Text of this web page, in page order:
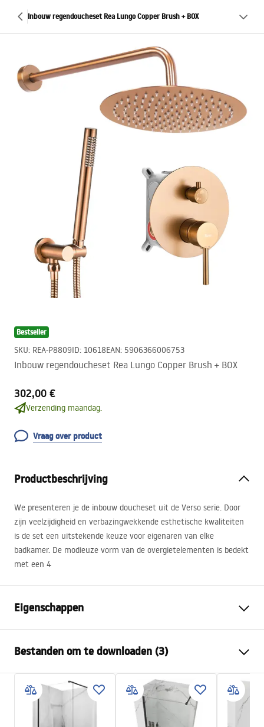
Inbouw regendoucheset Rea Lungo Copper Brush + BOX
Bestseller
SKU: REA-P8809ID: 10618EAN: 5906366006753
Inbouw regendoucheset Rea Lungo Copper Brush + BOX
302,00 €
Verzending maandag.
Vraag over product
Productbeschrijving
We presenteren je de inbouw doucheset uit de Verso serie. Door
zijn veelzijdigheid en verbazingwekkende esthetische kwaliteiten
is de set een uitstekende keuze voor eigenaren van elke
badkamer. De modieuze vorm van de overgietelementen is bedekt
met een 4
Eigenschappen
Materiaal
Messing, ABS
Kraan type
Ééngreeps
Montagewijze
Inbouw
Hoogteverstelling
Ja
Bestanden om te downloaden (3)
Veiligheidsinformatie
Safety_Information_Shower_set.pdf